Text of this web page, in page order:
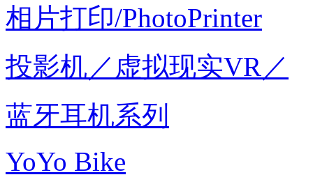
相片打印/PhotoPrinter
投影机／虚拟现实VR／
蓝牙耳机系列
YoYo Bike